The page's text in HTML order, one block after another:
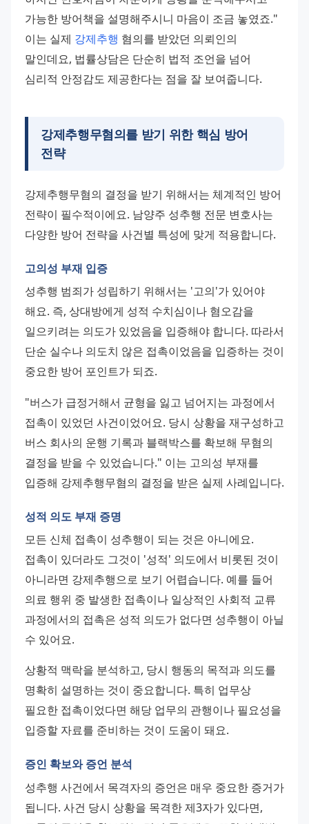
가능한 방어책을 설명해주시니 마음이 조금 놓였죠."
이는 실제 강제추행 혐의를 받았던 의뢰인의
말인데요, 법률상담은 단순히 법적 조언을 넘어
심리적 안정감도 제공한다는 점을 잘 보여줍니다.
강제추행무혐의를 받기 위한 핵심 방어
전략
강제추행무혐의 결정을 받기 위해서는 체계적인 방어
전략이 필수적이에요. 남양주 성추행 전문 변호사는
다양한 방어 전략을 사건별 특성에 맞게 적용합니다.
고의성 부재 입증
성추행 범죄가 성립하기 위해서는 '고의'가 있어야
해요. 즉, 상대방에게 성적 수치심이나 혐오감을
일으키려는 의도가 있었음을 입증해야 합니다. 따라서
단순 실수나 의도치 않은 접촉이었음을 입증하는 것이
중요한 방어 포인트가 되죠.
"버스가 급정거해서 균형을 잃고 넘어지는 과정에서
접촉이 있었던 사건이었어요. 당시 상황을 재구성하고
버스 회사의 운행 기록과 블랙박스를 확보해 무혐의
결정을 받을 수 있었습니다." 이는 고의성 부재를
입증해 강제추행무혐의 결정을 받은 실제 사례입니다.
성적 의도 부재 증명
모든 신체 접촉이 성추행이 되는 것은 아니에요.
접촉이 있더라도 그것이 '성적' 의도에서 비롯된 것이
아니라면 강제추행으로 보기 어렵습니다. 예를 들어
의료 행위 중 발생한 접촉이나 일상적인 사회적 교류
과정에서의 접촉은 성적 의도가 없다면 성추행이 아닐
수 있어요.
상황적 맥락을 분석하고, 당시 행동의 목적과 의도를
명확히 설명하는 것이 중요합니다. 특히 업무상
필요한 접촉이었다면 해당 업무의 관행이나 필요성을
입증할 자료를 준비하는 것이 도움이 돼요.
증인 확보와 증언 분석
성추행 사건에서 목격자의 증언은 매우 중요한 증거가
됩니다. 사건 당시 상황을 목격한 제3자가 있다면,